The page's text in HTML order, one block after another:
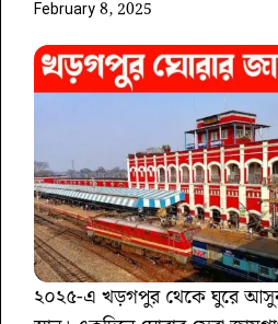
February 8, 2025
২০২৫-এ খড়গপুর থেকে ঘুরে আসুন